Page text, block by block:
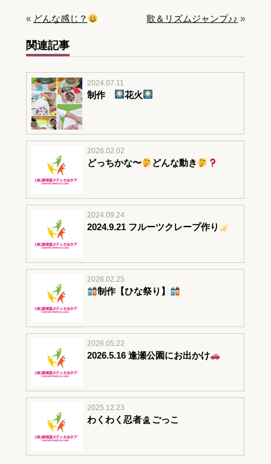
« どんな感じ？ 歌＆リズムジャンプ♪♪ »
関連記事
2024.07.11
制作 花火
2026.02.02
どっちかな〜 どんな動き
2024.09.24
2024.9.21 フルーツクレープ作り
2026.02.25
制作【ひな祭り】
2026.05.22
2026.5.16 逢瀬公園にお出かけ
2025.12.23
わくわく忍者 ごっこ